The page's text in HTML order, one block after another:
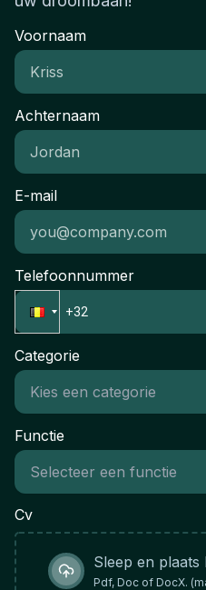
Voornaam
Achternaam
E-mail
Telefoonnummer
Categorie
Functie
Cv
Sleep en plaats
Pdf, Doc of DocX.